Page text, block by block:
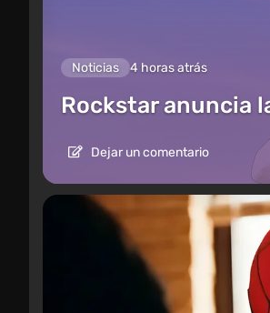
Noticias 4 horas atrás
Rockstar anuncia
Dejar un comentario